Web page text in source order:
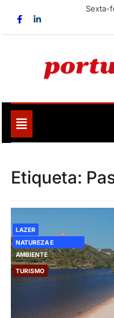
Sexta-
Toggle
navigation
Etiqueta:
LAZER
NATUREZA E
AMBIENTE
TURISMO